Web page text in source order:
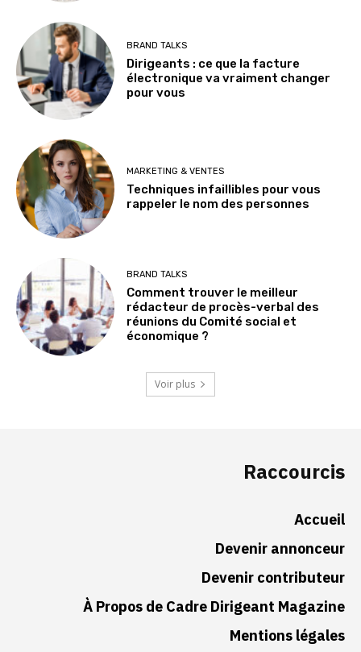
BRAND TALKS
Dirigeants : ce que la facture
électronique va vraiment changer
pour vous
MARKETING & VENTES
Techniques infaillibles pour vous
rappeler le nom des personnes
BRAND TALKS
Comment trouver le meilleur
rédacteur de procès-verbal des
réunions du Comité social et
économique ?
Voir plus
Raccourcis
Accueil
Devenir annonceur
Devenir contributeur
À Propos de Cadre Dirigeant Magazine
Mentions légales